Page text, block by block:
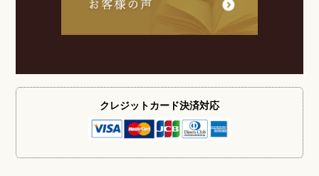
クレジットカード決済対応